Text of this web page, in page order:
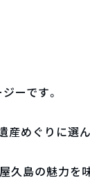
ーです。
めぐりに選ん
久島の魅力を